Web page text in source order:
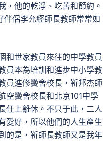
，他的乾淨、吃苦和節約。
伴侶李允經師長教師常常如
和世家教員來往的中學教員
員本為培訓和進步中小學教
員進修黌舍校長，靳邦杰師
空黌舍校長和北京101中學
任上離休。不只于此，二人
愛好，所以他們的人生產生
的是，靳師長教師又是我年